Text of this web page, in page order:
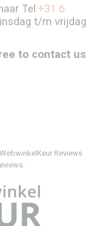
Tel +31 6
t/m vrijdag
to contact us
WebwinkelKeur Reviews